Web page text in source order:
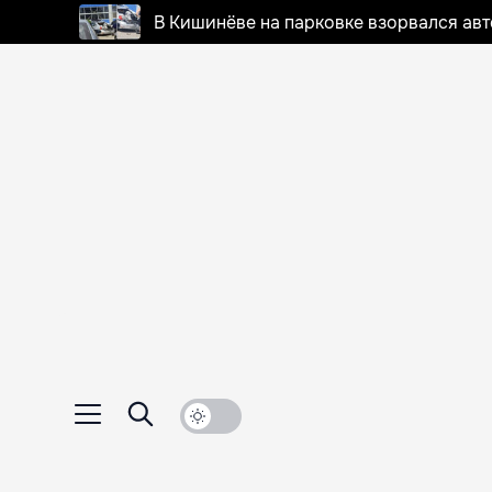
В Кишинёве на парковке взорвался